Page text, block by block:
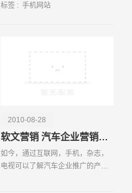
约的关系。无论网站规模是大还是
标签 : 手机网站
2010-08-28
软文营销 汽车企业营销新模式
如今，通过互联网，手机，杂志，
电视可以了解汽车企业推广的产
微信号